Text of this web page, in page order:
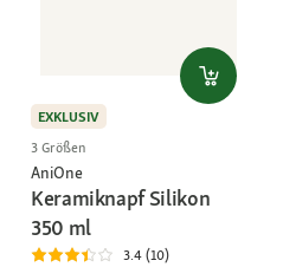
EXKLUSIV
3 Größen
AniOne
Keramiknapf Silikon
350 ml
3.4 (10)